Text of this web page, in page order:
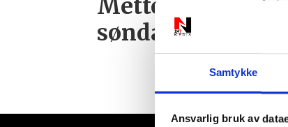
Samtykke
Ansvarlig bruk av
Mette best av
søndag